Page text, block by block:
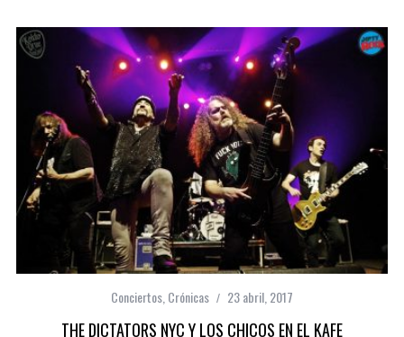
Conciertos Crónicas 23 abril, 2017
THE DICTATORS NYC Y LOS CHICOS EN EL KAFE